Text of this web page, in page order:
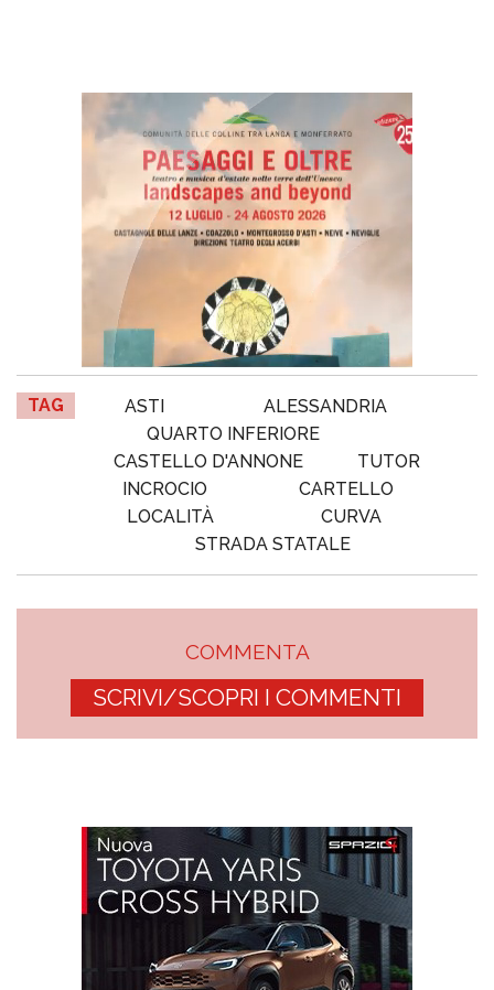
TAG ASTI
ALESSANDRIA
QUARTO INFERIORE
CASTELLO D'ANNONE
TUTOR
INCROCIO
CARTELLO
LOCALITÀ
CURVA
STRADA STATALE
COMMENTA
SCRIVI/SCOPRI I COMMENTI